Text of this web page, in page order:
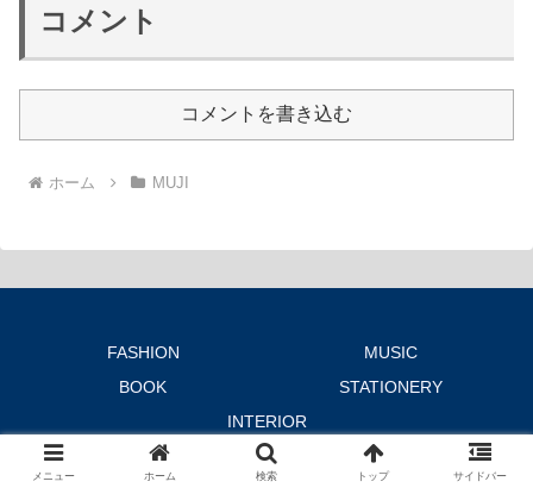
コメント
コメントを書き込む
ホーム MUJI
FASHION
MUSIC
BOOK
STATIONERY
INTERIOR
© 2019-2026 moment ing NOTE.
メニュー ホーム 検索 トップ サイドバー